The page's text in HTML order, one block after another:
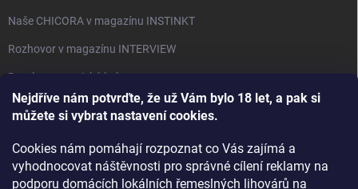
Nejdříve nám potvrďte, že už Vám bylo 18 let, a pak si
můžete si vybrat nastavení cookies.
Cookies nám pomáhají rozpoznat co Vás zajímá a
vyhodnocovat náštěvnosti pro správné cílení reklamy na
podporu domácích lokálních řemeslných lihovárů na
Naše CHICORA v magazínu INSTINKT
Rozhovor v magazínu INTERVIEW
Bourbon, americká krása.
Napsali v TÝDNU o naší práci
Rozhovor s DESTILERKA.CZ v magazínu DRINKING-CAT